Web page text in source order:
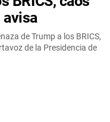
avisa
de Trump a los BRICS,
de la Presidencia de